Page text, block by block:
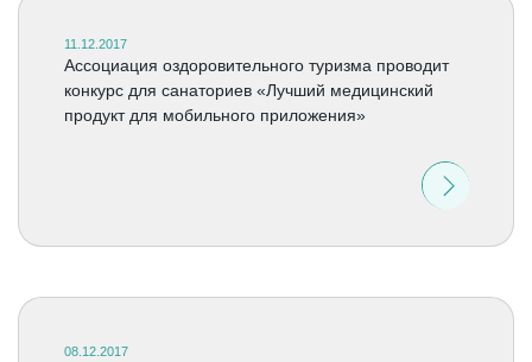
11.12.2017
Ассоциация оздоровительного туризма проводит
конкурс для санаториев «Лучший медицинский
продукт для мобильного приложения»
08.12.2017